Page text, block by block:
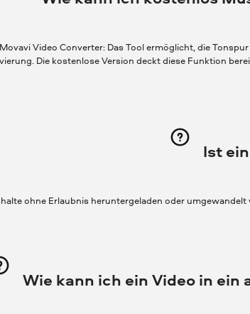
Video Converter: Das Tool ermöglicht, die
Die kostenlose Version deckt diese Funktion
Ist
ohne Erlaubnis heruntergeladen oder
Wie kann ich ein Video in ein